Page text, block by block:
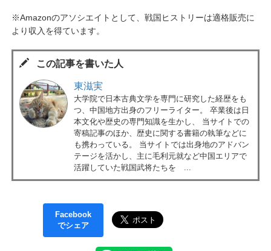
※Amazonのアソシエイトとして、戦国ヒストリーは適格販売に
より収入を得ています。
この記事を書いた人
東滋実
大学院で日本古典文学を専門に研究した経歴をも
つ、中国地方出身のフリーライター。 卒業後は日
本文化や歴史の専門知識を生かし、 当サイトでの
寄稿記事のほか、歴史に関する書籍の執筆などに
も携わっている。 当サイトでは出身地のアドバン
テージを活かし、主に毛利元就など中国エリアで
活躍していた戦国武将たちを ...
Facebook
でシェア